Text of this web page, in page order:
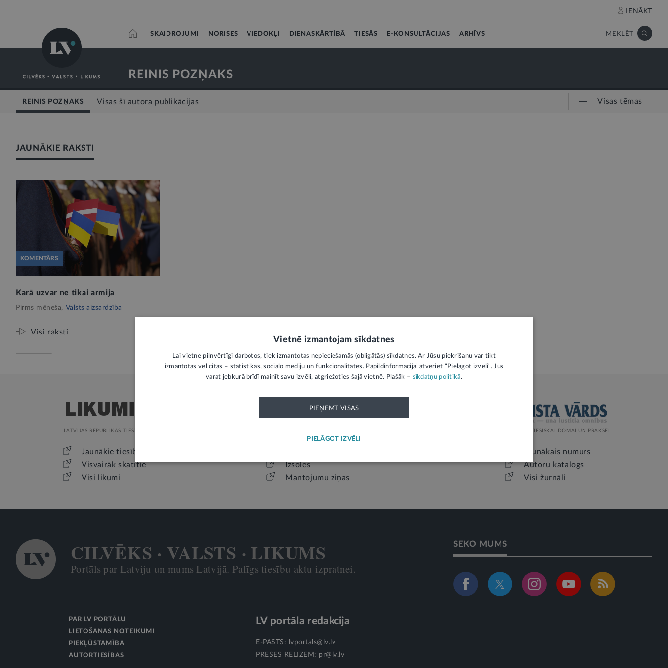
IENĀKT
SKAIDROJUMI NORISES VIEDOKĻI DIENASKĀRTĪBĀ TIESĀS E-KONSULTĀCIJAS ARHĪVS MEKLĒT
REINIS POZŅAKS
REINIS POZŅAKS Visas šī autora publikācijas Visas tēmas
JAUNĀKIE RAKSTI
KOMENTĀRS
Karā uzvar ne tikai armija
Pirms mēneša, Valsts aizsardzība
Visi raksti
LATVIJAS REPUBLIKAS TIESĪBU AKTI
Jaunākie tiesību akti
Visvairāk skatītie
Visi likumi
Izsoles
Mantojumu ziņas
ŽURNĀLS TIESISKAI DOMAI UN PRAKSEI
Jaunākais numurs
Autoru katalogs
Visi žurnāli
CILVĒKS · VALSTS · LIKUMS
Portāls par Latviju un mums Latvijā. Palīgs tiesību aktu izpratnei.
PAR LV PORTĀLU
LIETOŠANAS NOTEIKUMI
PIEKĻŪSTAMĪBA
AUTORTIESĪBAS
LV portāla redakcija
E-PASTS:
lvportals@lv.lv
PRESES RELĪZĒM: pr@lv.lv
SEKO MUMS
Vietnē izmantojam sīkdatnes
Lai vietne pilnvērtīgi darbotos, tiek izmantotas nepieciešamās (obligātās) sīkdatnes. Ar Jūsu piekrišanu var tikt
izmantotas vēl citas – statistikas, sociālo mediju un funkcionalitātes. Papildinformācijai atveriet "Pielāgot izvēli". Jūs
varat jebkurā brīdī mainīt savu izvēli, atgriežoties šajā vietnē. Plašāk – sīkdatņu politikā.
PIEŅEMT VISAS
PIELĀGOT IZVĒLI